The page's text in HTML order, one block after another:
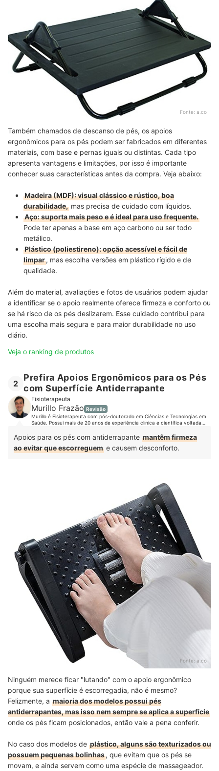
Fonte: a.co
Também chamados de descanso de pés, os apoios
ergonômicos para os pés podem ser fabricados em diferentes
materiais, com base e pernas iguais ou distintas. Cada tipo
apresenta vantagens e limitações, por isso é importante
conhecer suas características antes da compra. Veja abaixo:
Madeira (MDF): visual clássico e rústico, boa
durabilidade, mas precisa de cuidado com líquidos.
Aço: suporta mais peso e é ideal para uso frequente.
Pode ter apenas a base em aço carbono ou ser todo
metálico.
Plástico (poliestireno): opção acessível e fácil de
limpar, mas escolha versões em plástico rígido e de
qualidade.
Além do material, avaliações e fotos de usuários podem ajudar
a identificar se o apoio realmente oferece firmeza e conforto ou
se há risco de os pés deslizarem. Esse cuidado contribui para
uma escolha mais segura e para maior durabilidade no uso
diário.
Veja o ranking de produtos
2
Prefira Apoios Ergonômicos para os Pés
com Superfície Antiderrapante
Fisioterapeuta
Murillo Frazão Revisão
Murillo é Fisioterapeuta com pós-doutorado em Ciências e Tecnologias em
Saúde. Possui mais de 20 anos de experiência clínica e científica voltada
desenvolvimento de tecnologias para reabilitação. Já prestou assistência a
milhares de pacientes, tanto em nível ambulatorial quanto hospitalar.
Apoios para os pés com antiderrapante mantêm firmeza
ao evitar que escorreguem e causem desconforto.
Fonte: a.co
Ninguém merece ficar "lutando" com o apoio ergonômico
porque sua superfície é escorregadia, não é mesmo?
Felizmente, a maioria dos modelos possui pés
antiderrapantes, mas isso nem sempre se aplica a superfície
onde os pés ficam posicionados, então vale a pena conferir.
No caso dos modelos de plástico, alguns são texturizados ou
possuem pequenas bolinhas, que evitam que os pés se
movam, e ainda servem como uma espécie de massageador.